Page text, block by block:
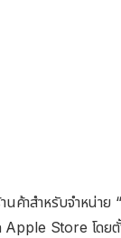
นค้าสำหรับจำหน่า
Apple Store โด